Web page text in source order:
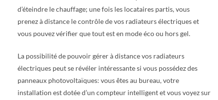
d’éteindre le chauffage; une fois les locataires partis, vous
prenez à distance le contrôle de vos radiateurs électriques et
vous pouvez vérifier que tout est en mode éco ou hors gel.
La possibilité de pouvoir gérer à distance vos radiateurs
électriques peut se révéler intéressante si vous possédez des
panneaux photovoltaïques: vous êtes au bureau, votre
installation est dotée d’un compteur intelligent et vous voyez sur